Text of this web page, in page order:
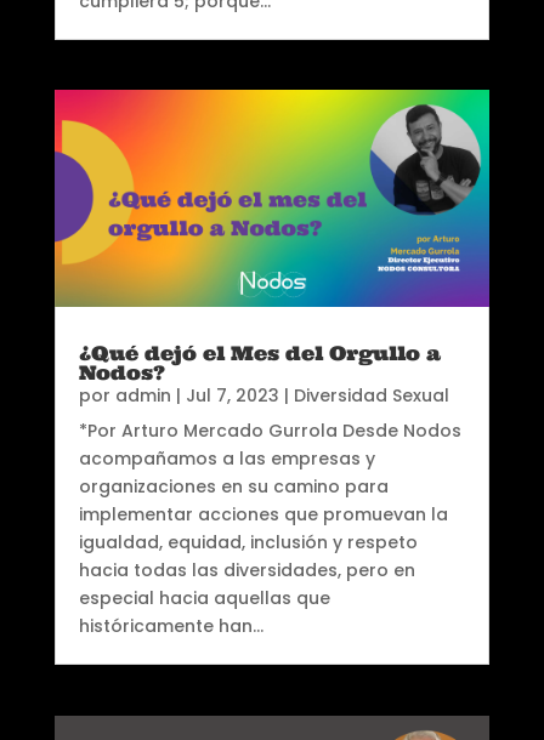
¿Qué dejó el Mes del Orgullo a
Nodos?
por admin | Jul 7, 2023 | Diversidad Sexual
*Por Arturo Mercado Gurrola Desde Nodos
acompañamos a las empresas y
organizaciones en su camino para
implementar acciones que promuevan la
igualdad, equidad, inclusión y respeto
hacia todas las diversidades, pero en
especial hacia aquellas que
históricamente han...